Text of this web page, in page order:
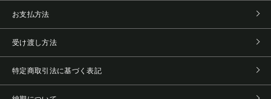
お支払方法
受け渡し方法
特定商取引法に基づく表記